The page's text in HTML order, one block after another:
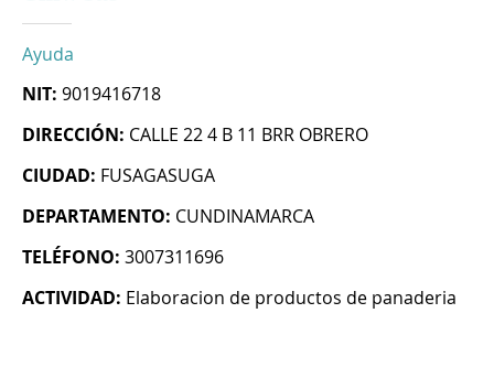
Ayuda
NIT: 9019416718
DIRECCIÓN: CALLE 22 4 B 11 BRR OBRERO
CIUDAD: FUSAGASUGA
DEPARTAMENTO: CUNDINAMARCA
TELÉFONO: 3007311696
ACTIVIDAD: Elaboracion de productos de panaderia